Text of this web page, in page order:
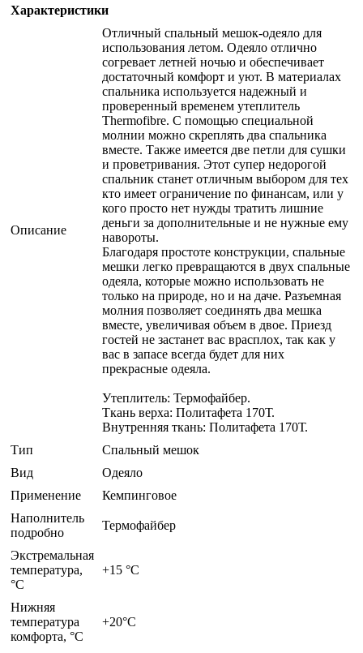
Характеристики
Описание
Отличный спальный мешок-одеяло для
использования летом. Одеяло отлично
согревает летней ночью и обеспечивает
достаточный комфорт и уют. В материалах
спальника используется надежный и
проверенный временем утеплитель
Thermofibre. С помощью специальной
молнии можно скреплять два спальника
вместе. Также имеется две петли для сушки
и проветривания. Этот супер недорогой
спальник станет отличным выбором для тех
кто имеет ограничение по финансам, или у
кого просто нет нужды тратить лишние
деньги за дополнительные и не нужные ему
навороты.
Благодаря простоте конструкции, спальные
мешки легко превращаются в двух спальные
одеяла, которые можно использовать не
только на природе, но и на даче. Разъемная
молния позволяет соединять два мешка
вместе, увеличивая объем в двое. Приезд
гостей не застанет вас врасплох, так как у
вас в запасе всегда будет для них
прекрасные одеяла.
Утеплитель: Термофайбер.
Ткань верха: Политафета 170Т.
Внутренняя ткань: Политафета 170Т.
Тип
Спальный мешок
Вид
Одеяло
Применение
Кемпинговое
Наполнитель
подробно
Термофайбер
Экстремальная
температура,
°C
+15 °С
Нижняя
температура
комфорта, °C
+20°C